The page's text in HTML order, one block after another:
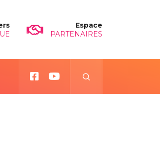
Espace
PARTENAIRES